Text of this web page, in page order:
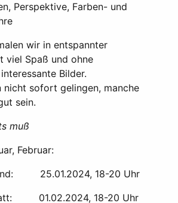
Perspektive, Farben- und
wir in entspannter
viel Spaß und ohne
Bilder.
nicht sofort gelingen, manche
sein.
muß
Februar:
25.01.2024, 18-20 Uhr
01.02.2024, 18-20 Uhr